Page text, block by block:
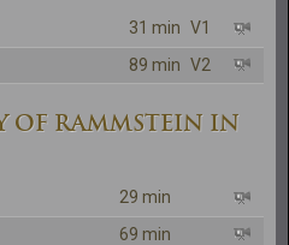
31 min V1
89 min V2
OF RAMMSTEIN IN
29 min
69 min